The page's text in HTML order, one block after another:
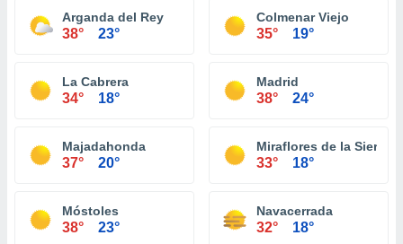
Arganda del Rey
38° 23°
Colmenar Viejo
35° 19°
La Cabrera
34° 18°
Madrid
38° 24°
Majadahonda
37° 20°
Miraflores de la Sierra
33° 18°
Móstoles
38° 23°
Navacerrada
32° 18°